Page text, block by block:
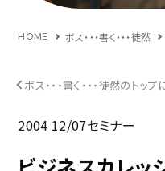
HOME ボス・・・書く・・・徒然
ボス・・・書く・・・徒然のトップ
2004 12/07セミナー